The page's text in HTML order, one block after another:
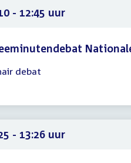
- 12:45 uur
debat
- 13:26 uur